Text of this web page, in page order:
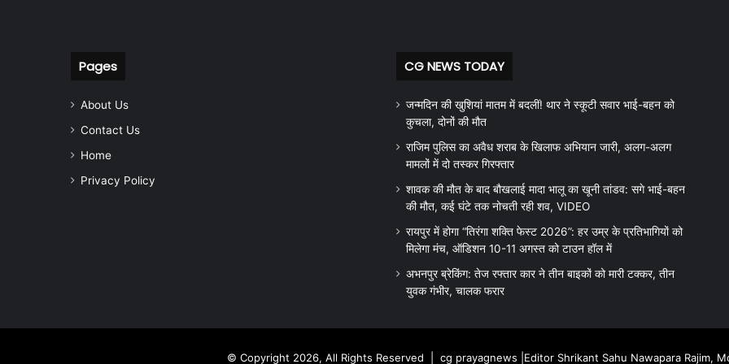
Pages
About Us
Contact Us
Home
Privacy Policy
CG NEWS TODAY
जन्मदिन की खुशियां मातम में बदलीं! थार ने स्कूटी सवार भाई-बहन को
कुचला, दोनों की मौत
राजिम पुलिस का अवैध शराब के खिलाफ अभियान जारी, अलग-अलग
मामलों में दो तस्कर गिरफ्तार
शावक की मौत के बाद बौखलाई मादा भालू का खूनी तांडव: सगे भाई-बहन
की मौत, कई घंटे तक नोचती रही शव, VIDEO
रायपुर में होगा “तिरंगा शक्ति फेस्ट 2026”: हर उम्र के प्रतिभागियों को
मिलेगा मंच, ऑडिशन 10-11 अगस्त को टाउन हॉल में
अभनपुर ब्रेकिंग: तेज रफ्तार कार ने तीन बाइकों को मारी टक्कर, तीन
युवक गंभीर, चालक फरार
© Copyright 2026, All Rights Reserved | cg prayagnews |Editor Shrikant Sahu Nawapara Rajim,